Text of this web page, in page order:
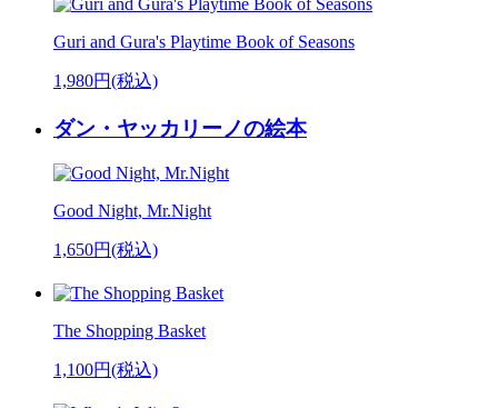
Guri and Gura's Playtime Book of Seasons
1,980円(税込)
ダン・ヤッカリーノの絵本
Good Night, Mr.Night
1,650円(税込)
The Shopping Basket
1,100円(税込)